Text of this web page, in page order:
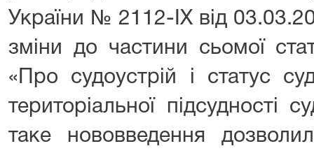
України № 2112-IX від
зміни до частини сьомої
«Про судоустрій і статус
територіальної підсудності
таке нововведення